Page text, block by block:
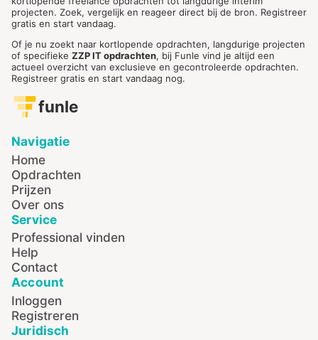
projecten. Zoek, vergelijk en reageer direct bij de bron. Registreer
gratis en start vandaag.
Of je nu zoekt naar kortlopende opdrachten, langdurige projecten
of specifieke ZZP IT opdrachten, bij Funle vind je altijd een
actueel overzicht van exclusieve en gecontroleerde opdrachten.
Registreer gratis en start vandaag nog.
funle
Navigatie
Home
Opdrachten
Prijzen
Over ons
Service
Professional vinden
Help
Contact
Account
Inloggen
Registreren
Juridisch